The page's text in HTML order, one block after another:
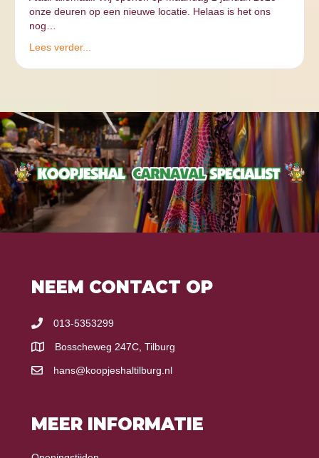
onze deuren op een nieuwe locatie. Helaas is het ons
nog…
Lees verder...
NEEM CONTACT OP
013-5353299
Bosscheweg 247C, Tilburg
hans@koopjeshaltilburg.nl
MEER INFORMATIE